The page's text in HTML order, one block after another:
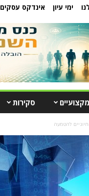
ימי עיון אינדקס עסקים
סקירות
להטמעה